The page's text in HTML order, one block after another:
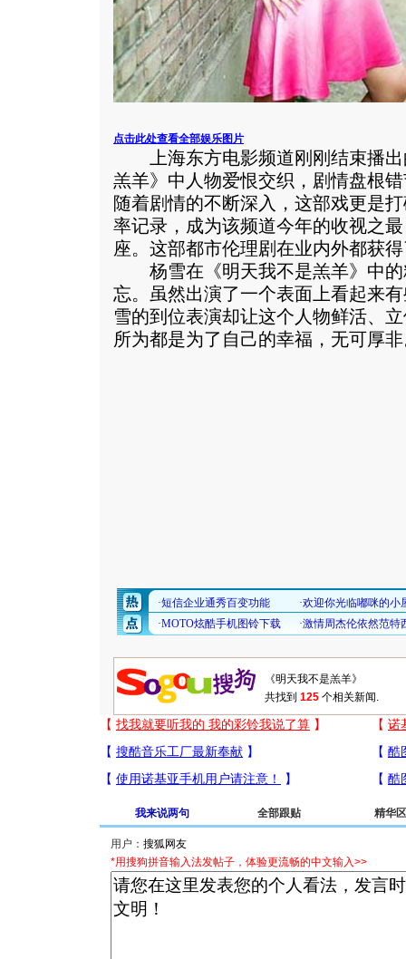
点击此处查看全部娱乐图片
上海东方电影频道刚刚结束播出
羔羊》中人物爱恨交织，剧情盘根
随着剧情的不断深入，这部戏更是
率记录，成为该频道今年的收视之
座。这部都市伦理剧在业内外都获
杨雪在《明天我不是羔羊》中的
忘。虽然出演了一个表面上看起来
雪的到位表演却让这个人物鲜活、
所为都是为了自己的幸福，无可厚
共找到 125 个相关新闻.
我来说两句 全部跟贴 精华区
用户：
*用搜狗拼音输入法发帖子，体验更流畅的中文输入>>